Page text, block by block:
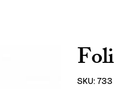
SKU: SKU
733
733